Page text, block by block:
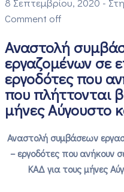
Comment off
Αναστολή
εργαζομένων σε
εργοδότες που
που πλήττονται
μήνες Αύγουστο
Αναστολή συμβάσεων
– εργοδότες που ανήκουν
ΚΑΔ για τους μήνες